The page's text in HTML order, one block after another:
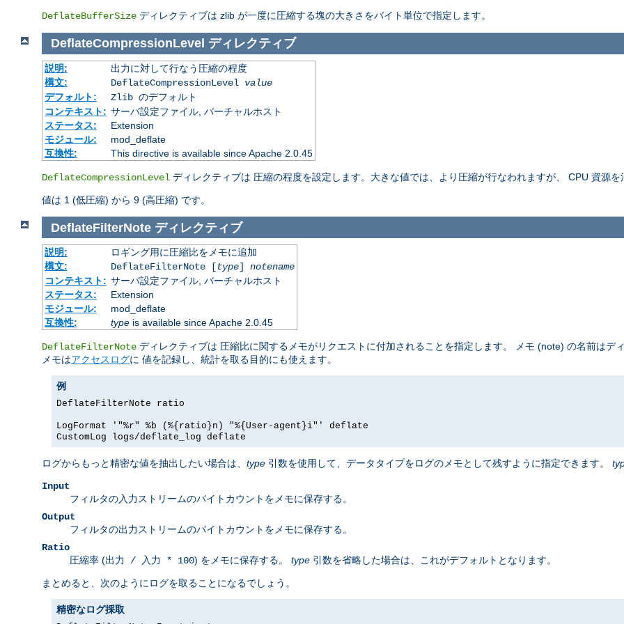
DeflateBufferSize ディレクティブは zlib が一度に圧縮する塊の大きさをバイト単位で指定します。
DeflateCompressionLevel ディレクティブ
説明:
出力に対して行なう圧縮の程度
構文:
DeflateCompressionLevel value
デフォルト:
Zlib のデフォルト
コンテキスト: サーバ設定ファイル, バーチャルホスト
ステータス:
Extension
モジュール:
mod_deflate
互換性:
This directive is available since Apache 2.0.45
DeflateCompressionLevel ディレクティブは 圧縮の程度を設定します。大きな値では、より圧縮が行なわれますが、 CPU 資源を
値は 1 (低圧縮) から 9 (高圧縮) です。
DeflateFilterNote ディレクティブ
説明:
ロギング用に圧縮比をメモに追加
構文:
DeflateFilterNote [type] notename
コンテキスト: サーバ設定ファイル, バーチャルホスト
ステータス:
Extension
モジュール:
mod_deflate
互換性:
typeis available since Apache 2.0.45
DeflateFilterNote ディレクティブは 圧縮比に関するメモがリクエストに付加されることを指定します。 メモ (note) の名前はデ
メモはアクセスログに 値を記録し、統計を取る目的にも使えます。
例
DeflateFilterNote ratio
LogFormat '"%r" %b (%{ratio}n) "%{User-agent}i"' deflate
CustomLog logs/deflate_log deflate
ログからもっと精密な値を抽出したい場合は、 type 引数を使用して、データタイプをログのメモとして残すように指定できます。
Input
フィルタの入力ストリームのバイトカウントをメモに保存する。
Output
フィルタの出力ストリームのバイトカウントをメモに保存する。
Ratio
圧縮率 (出力 / 入力 * 100) をメモに保存する。 type 引数を省略した場合は、これがデフォルトとなります。
まとめると、次のようにログを取ることになるでしょう。
精密なログ採取